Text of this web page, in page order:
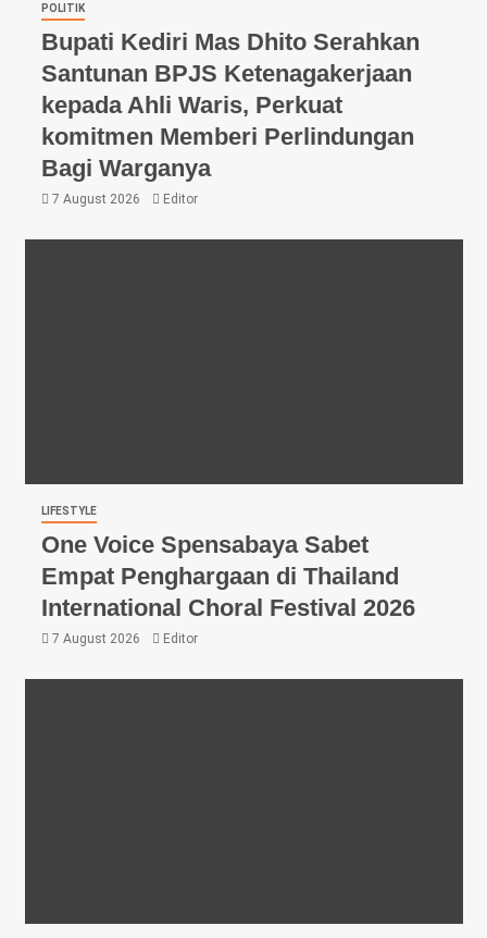
POLITIK
Bupati Kediri Mas Dhito Serahkan
Santunan BPJS Ketenagakerjaan
kepada Ahli Waris, Perkuat
komitmen Memberi Perlindungan
Bagi Warganya
7 August 2026 Editor
LIFESTYLE
One Voice Spensabaya Sabet
Empat Penghargaan di Thailand
International Choral Festival 2026
7 August 2026 Editor